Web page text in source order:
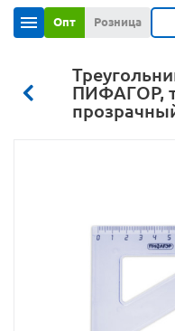
Опт Розница
ПИФАГОР,